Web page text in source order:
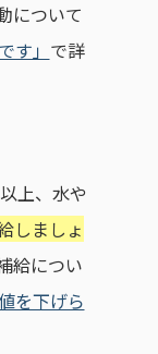
について
す」 で詳
上、水や
しましょ
給につい
を下げら